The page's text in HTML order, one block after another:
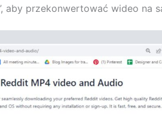
aby przekonwertować wideo na